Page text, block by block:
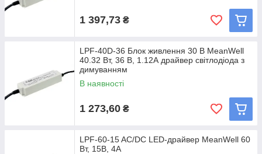
1 397,73 ₴
LPF-40D-36 Блок живлення 30 В MeanWell
40.32 Вт, 36 В, 1.12А драйвер світлодіода з
димуванням
В наявності
1 273,60 ₴
LPF-60-15 AC/DC LED-драйвер MeanWell 60
Вт, 15В, 4А